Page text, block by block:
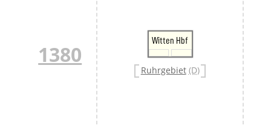
1380
Witten Hbf
Ruhrgebiet (D)